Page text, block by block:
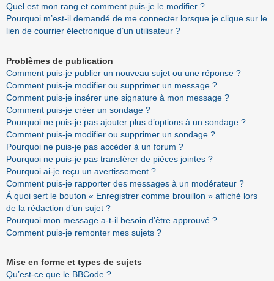
Quel est mon rang et comment puis-je le modifier ?
Pourquoi m’est-il demandé de me connecter lorsque je clique sur le
lien de courrier électronique d’un utilisateur ?
Problèmes de publication
Comment puis-je publier un nouveau sujet ou une réponse ?
Comment puis-je modifier ou supprimer un message ?
Comment puis-je insérer une signature à mon message ?
Comment puis-je créer un sondage ?
Pourquoi ne puis-je pas ajouter plus d’options à un sondage ?
Comment puis-je modifier ou supprimer un sondage ?
Pourquoi ne puis-je pas accéder à un forum ?
Pourquoi ne puis-je pas transférer de pièces jointes ?
Pourquoi ai-je reçu un avertissement ?
Comment puis-je rapporter des messages à un modérateur ?
À quoi sert le bouton « Enregistrer comme brouillon » affiché lors
de la rédaction d’un sujet ?
Pourquoi mon message a-t-il besoin d’être approuvé ?
Comment puis-je remonter mes sujets ?
Mise en forme et types de sujets
Qu’est-ce que le BBCode ?